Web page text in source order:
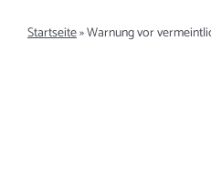
Startseite»Warnung vor